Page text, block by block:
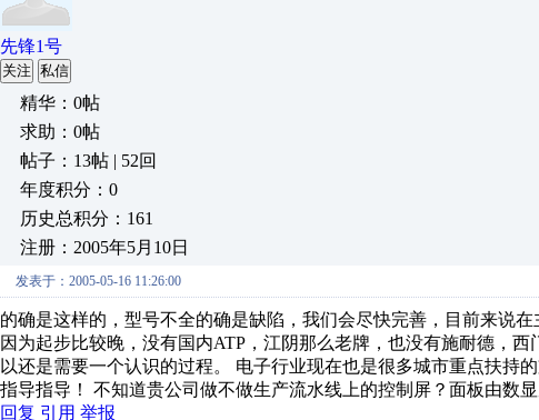
先锋1号
关注 私信
精华：0帖
求助：0帖
帖子：13帖 | 52回
年度积分：0
历史总积分：161
注册：2005年5月10日
发表于：2005-05-16 11:26:00
的确是这样的，型号不全的确是缺陷，我们会尽快完善，目前来说
因为起步比较晚，没有国内ATP，江阴那么老牌，也没有施耐德，
以还是需要一个认识的过程。 电子行业现在也是很多城市重点扶持
指导指导！ 不知道贵公司做不做生产流水线上的控制屏？面板由数显
回复 引用 举报